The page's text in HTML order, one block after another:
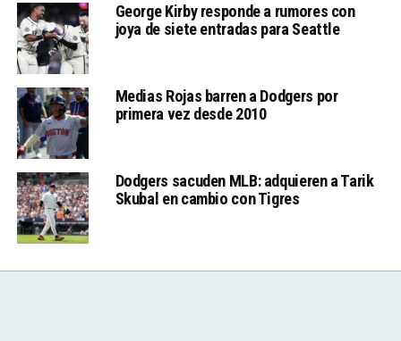
George Kirby responde a rumores con
joya de siete entradas para Seattle
Medias Rojas barren a Dodgers por
primera vez desde 2010
Dodgers sacuden MLB: adquieren a Tarik
Skubal en cambio con Tigres